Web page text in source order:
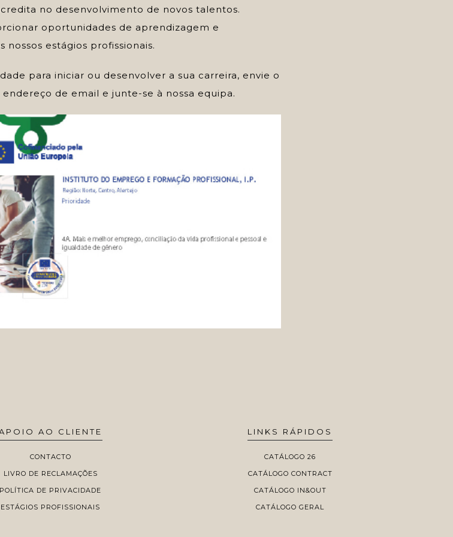
no desenvolvimento de novos talentos.
oportunidades de aprendizagem e
estágios profissionais.
para iniciar ou desenvolver a sua carreira, envie o
de email e junte-se à nossa equipa.
AO CLIENTE
CONTACTO
LIVRO DE RECLAMAÇÕES
POLÍTICA DE PRIVACIDADE
ESTÁGIOS PROFISSIONAIS
LINKS RÁPIDOS
CATÁLOGO 26
CATÁLOGO CONTRACT
CATÁLOGO IN&OUT
CATÁLOGO GERAL